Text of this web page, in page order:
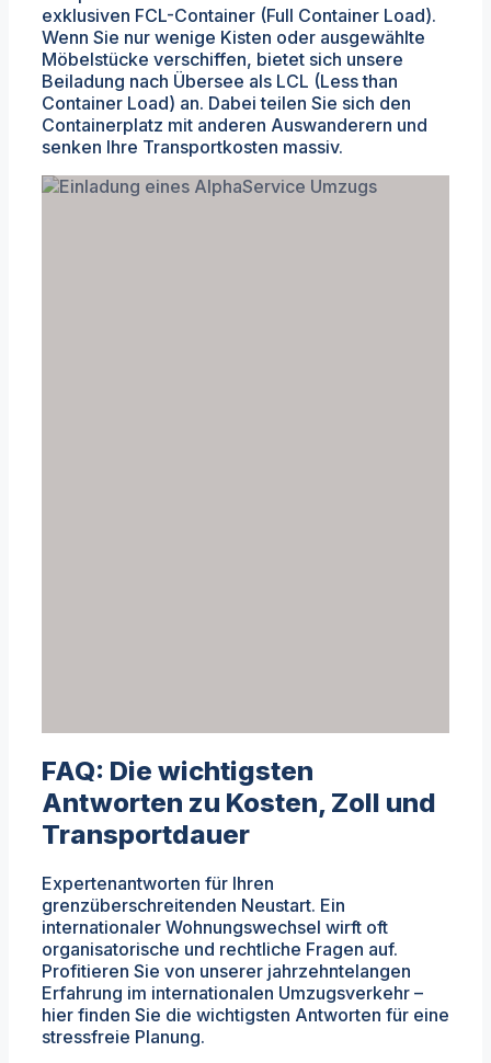
exklusiven FCL-Container (Full Container Load).
Wenn Sie nur wenige Kisten oder ausgewählte
Möbelstücke verschiffen, bietet sich unsere
Beiladung nach Übersee als LCL (Less than
Container Load) an. Dabei teilen Sie sich den
Containerplatz mit anderen Auswanderern und
senken Ihre Transportkosten massiv.
FAQ: Die wichtigsten
Antworten zu Kosten, Zoll und
Transportdauer
Expertenantworten für Ihren
grenzüberschreitenden Neustart. Ein
internationaler Wohnungswechsel wirft oft
organisatorische und rechtliche Fragen auf.
Profitieren Sie von unserer jahrzehntelangen
Erfahrung im internationalen Umzugsverkehr –
hier finden Sie die wichtigsten Antworten für eine
stressfreie Planung.